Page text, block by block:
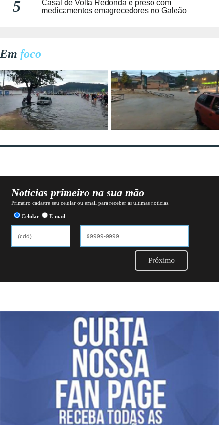
5
Casal de Volta Redonda é preso com
medicamentos emagrecedores no Galeão
Em foco
Notícias primeiro na sua mão
Primeiro cadastre seu celular ou email para receber as ultimas notícias.
Celular E-mail
Próximo